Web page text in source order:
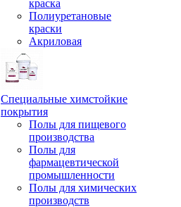
краска
Полиуретановые
краски
Акриловая
Специальные химстойкие
покрытия
Полы для пищевого
производства
Полы для
фармацевтической
промышленности
Полы для химических
производств